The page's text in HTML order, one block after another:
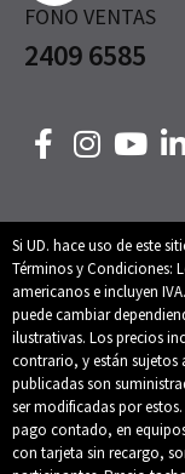
FONO VENTAS
2409 6585
Si UD. hace uso de este
Términos y Condiciones:
americanos e incluyen
puede cambiar
ilustrativas. Los precios
contrario, y están sujetos
publicadas son
ser modificadas por
pago contado, en
con tarjeta sin recargo,